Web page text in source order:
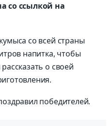
со ссылкой на
со всей страны
напитка, чтобы
о своей
победителей.